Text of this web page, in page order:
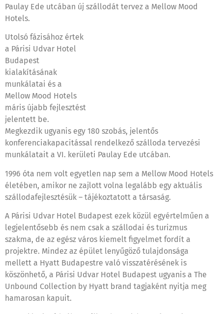
Paulay Ede utcában új szállodát tervez a Mellow Mood
Hotels.
Utolsó fázisához értek
a Párisi Udvar Hotel
Budapest
kialakításának
munkálatai és a
Mellow Mood Hotels
máris újabb fejlesztést
jelentett be.
Megkezdik ugyanis egy 180 szobás, jelentős
konferenciakapacitással rendelkező szálloda tervezési
munkálatait a VI. kerületi Paulay Ede utcában.
1996 óta nem volt egyetlen nap sem a Mellow Mood Hotels
életében, amikor ne zajlott volna legalább egy aktuális
szállodafejlesztésük – tájékoztatott a társaság.
A Párisi Udvar Hotel Budapest ezek közül egyértelműen a
legjelentősebb és nem csak a szállodai és turizmus
szakma, de az egész város kiemelt figyelmet fordít a
projektre. Mindez az épület lenyűgöző tulajdonsága
mellett a Hyatt Budapestre való visszatérésének is
köszönhető, a Párisi Udvar Hotel Budapest ugyanis a The
Unbound Collection by Hyatt brand tagjaként nyitja meg
hamarosan kapuit.